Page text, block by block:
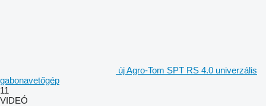
új Agro-Tom SPT RS 4.0 univerzális
gabonavetőgép
11
VIDEÓ